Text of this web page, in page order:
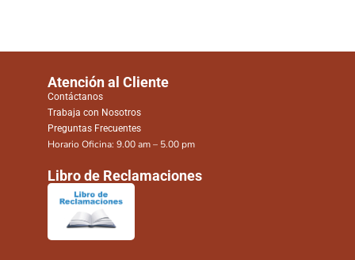
Atención al Cliente
Contáctanos
Trabaja con Nosotros
Preguntas Frecuentes
Horario Oficina: 9.00 am – 5.00 pm
Libro de Reclamaciones